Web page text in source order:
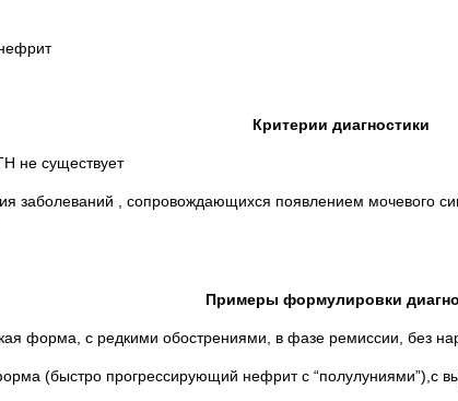
Критерии диагностики
не существует
заболеваний , сопровождающихся появлением мочевого
Примеры формулировки
форма, с редкими обострениями, в фазе ремиссии, без
(быстро прогрессирующий нефрит с “полулуниями”),с